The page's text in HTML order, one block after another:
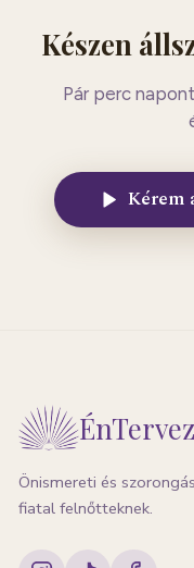
Készen
Pár perc
Kérem
Önismereti és
fiatal felnőtteknek.